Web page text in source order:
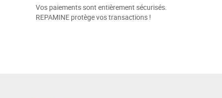
Vos paiements sont entièrement sécurisés.
REPAMINE protège vos transactions !